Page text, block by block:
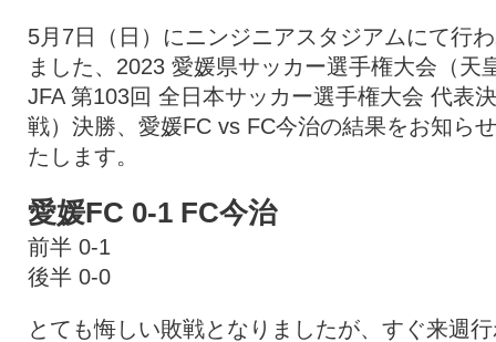
トップチーム アカデミー
特設ページ
5月7日（日）にニンジニアスタジアムにて行
ました、2023 愛媛県サッカー選手権大会（天
JFA 第103回 全日本サッカー選手権大会 代表
戦）決勝、愛媛FC vs FC今治の結果をお知ら
たします。
愛媛FC 0-1 FC今治
前半 0-1
後半 0-0
とても悔しい敗戦となりましたが、すぐ来週